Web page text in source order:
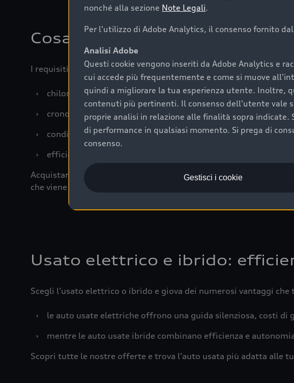
Cosa sapere prima di
I requisiti fondamentali da considerare prima di acquistare
›
chilometraggio: un valore contenuto corrisponde a uno
›
cronologia dei tagliandi: una documentazione completa
›
condizioni della carrozzeria e degli interni: una buona
›
efficienza meccanica: motore, trasmissione e componenti
Acquistare un’auto usata in una Concessionaria ufficiale Audi
che viene sottoposto a 110 controlli approfonditi e coperto da
Usato elettrico e ibrido:
Scegli l’usato elettrico o ibrido e giova dei numerosi vantaggi che
›
le auto usate elettriche offrono una guida silenziosa, costi di
›
mentre le auto usate ibride combinano efficienza e
Scopri tutte le nostre offerte e trova l’auto usata più adatta alle
nonché alla sezione Note Legali.
Per l'utilizzo di Adobe Analytics, il consenso fornito
Analisi Adobe
Questi cookie vengono inseriti da Adobe Analytics e
cui accede più frequentemente e come si muove
quindi a migliorare la tua esperienza utente. Inoltre,
contenuti più pertinenti. Il consenso dell'utente vale
proprie analisi in relazione alle finalità sopra indicate.
di performance in qualsiasi momento. Si prega di
consenso.
Gestisci i cookie